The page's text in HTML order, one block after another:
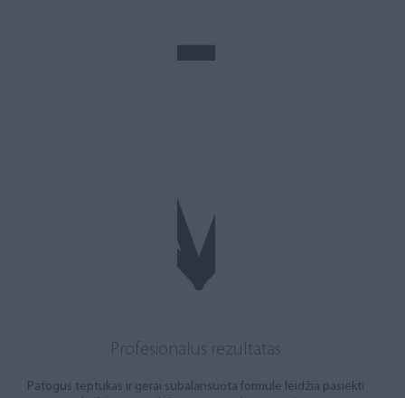
Profesionalus rezultatas
Patogus teptukas ir gerai subalansuota formulė leidžia pasiekti